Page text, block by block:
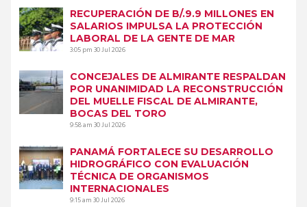
RECUPERACIÓN DE B/.9.9 MILLONES EN
SALARIOS IMPULSA LA PROTECCIÓN
LABORAL DE LA GENTE DE MAR
3:05 pm30 Jul 2026
CONCEJALES DE ALMIRANTE RESPALDAN
POR UNANIMIDAD LA RECONSTRUCCIÓN
DEL MUELLE FISCAL DE ALMIRANTE,
BOCAS DEL TORO
9:58 am30 Jul 2026
PANAMÁ FORTALECE SU DESARROLLO
HIDROGRÁFICO CON EVALUACIÓN
TÉCNICA DE ORGANISMOS
INTERNACIONALES
9:15 am30 Jul 2026